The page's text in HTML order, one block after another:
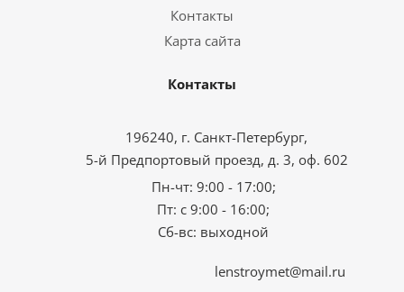
Контакты
Карта сайта
Контакты
196240, г. Санкт-Петербург,
5-й Предпортовый проезд, д. 3, оф. 602
Пн-чт: 9:00 - 17:00;
Пт: с 9:00 - 16:00;
Сб-вс: выходной
lenstroymet@mail.ru